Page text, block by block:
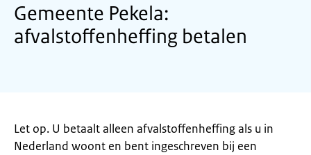
Gemeente Pekela:
afvalstoffenheffing betalen
Let op. U betaalt alleen afvalstoffenheffing als u in
Nederland woont en bent ingeschreven bij een